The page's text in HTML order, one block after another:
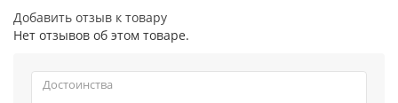
Добавить отзыв к товару
Нет отзывов об этом товаре.